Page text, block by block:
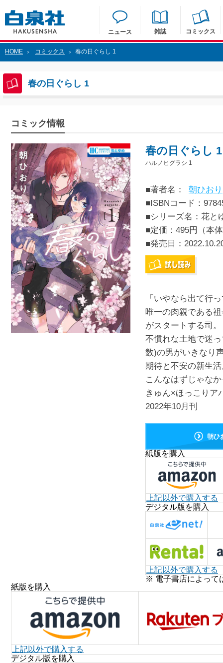
ニュース 雑誌 コミックス
HOME > コミックス > 春の日ぐらし 1
春の日ぐらし 1
コミック情報
春の日ぐらし 1
ハルノヒグラシ 1
■著者名：
朝ひおり
■ISBNコード：
■シリーズ名：花と
■定価：495円（本
■発売日：
「いやなら出て行
唯一の肉親である
がスタートする司。
不慣れな土地で迷
数)の男がいきなり
期待と不安の新生
こんなはずじゃな
きゅん×ほっこりア
2022年10月刊
朝ひ
紙版を購入
上記以外で購入する
デジタル版を購入
上記以外で購入する
※ 電子書店によって
紙版を購入
上記以外で購入する
デジタル版を購入